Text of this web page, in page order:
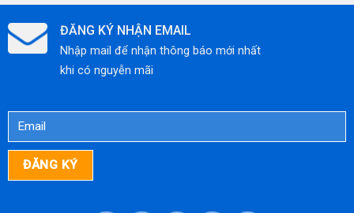
ĐĂNG KÝ NHẬN EMAIL
Nhập mail để nhận thông báo mới nhất
khi có nguyễn mãi